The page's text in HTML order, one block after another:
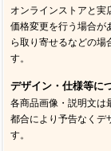
オンラインストアと実
価格変更を行う場合が
ら取り寄せるなどの場
す。
デザイン・仕様等に
各商品画像・説明文は
都合により予告なくデ
す。